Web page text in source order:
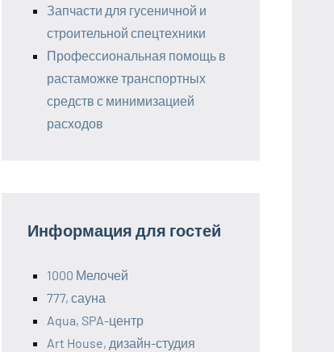
Запчасти для гусеничной и
строительной спецтехники
Профессиональная помощь в
растаможке транспортных
средств с минимизацией
расходов
Информация для гостей
1000 Мелочей
777, сауна
Aqua, SPA-центр
Art House, дизайн-студия